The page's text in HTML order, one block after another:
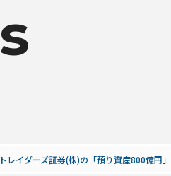
s
トレイダーズ証券(株)の「預り資産800億円